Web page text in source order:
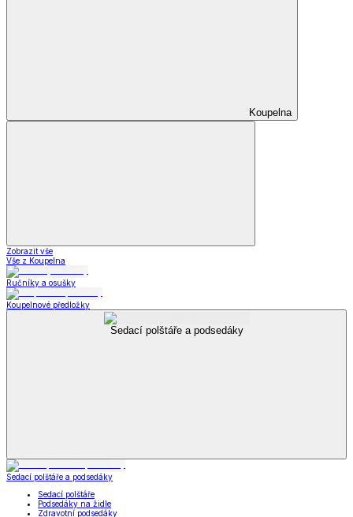
Koupelna
Zobrazit vše
Vše z Koupelna
Ručníky a osušky
Koupelnové předložky
Sedací polštáře a podsedáky
Sedací polštáře a podsedáky
Sedací polštáře
Podsedáky na židle
Zdravotní podsedáky